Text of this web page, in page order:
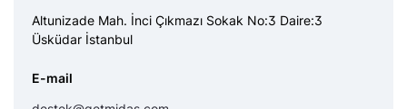
Altunizade Mah. İnci Çıkmazı Sokak No:3 Daire:3
Üsküdar İstanbul
E-mail